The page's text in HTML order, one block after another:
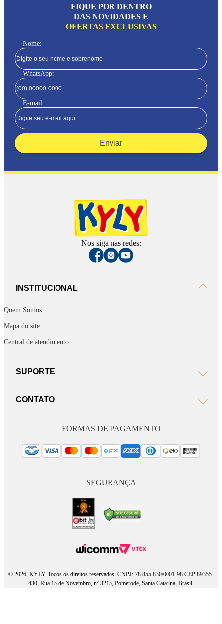
FIQUE POR DENTRO
DAS NOVIDADES E
OFERTAS EXCLUSIVAS
Nome:
WhatsApp:
E-mail:
Enviar
Nos siga nas redes:
INSTITUCIONAL
Quem Somos
Mapa do site
Central de atendimento
SUPORTE
CONTATO
FORMAS DE PAGAMENTO
SEGURANÇA
© 2026, KYLY. Todos os direitos reservados. CNPJ: 78.855.830/0001-98 CEP 89355-
430, Rua 15 de Novembro, nº 3215, Pomerode, Santa Catarina, Brasil.